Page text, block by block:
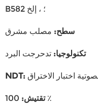
B582 ؛ ، إلخ
سطح: مصلب مشرق
تكنولوجيا: تدحرجت البرد
NDT: اختبار الاختراق
تقتيش: 100 ٪